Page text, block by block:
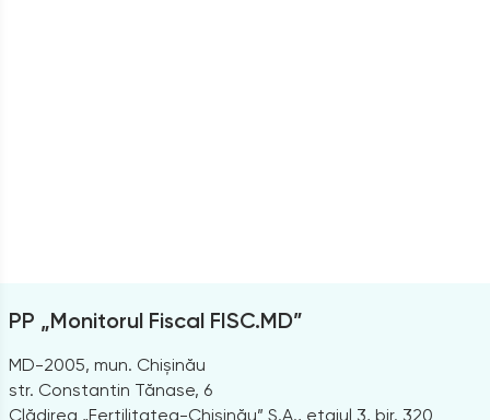
PP „Monitorul Fiscal FISC.MD”
MD-2005, mun. Chișinău
str. Constantin Tănase, 6
Clădirea „Fertilitatea-Chișinău” S.A., etajul 3, bir. 320